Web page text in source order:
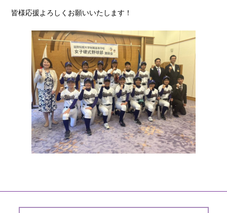
皆様応援よろしくお願いいたします！